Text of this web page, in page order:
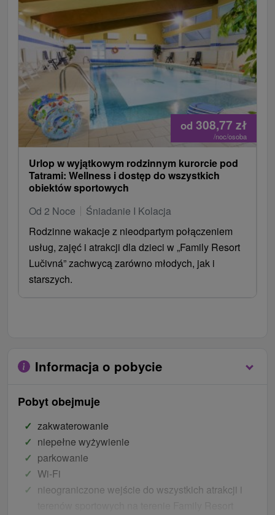
od 308,77 zł
/noc/osoba
Urlop w wyjątkowym rodzinnym kurorcie pod
Tatrami: Wellness i dostęp do wszystkich
obiektów sportowych
Od 2 Noce
Śniadanie I Kolacja
Rodzinne wakacje z nieodpartym połączeniem
usług, zajęć i atrakcji dla dzieci w „Family Resort
Lučivná” zachwycą zarówno młodych, jak i
starszych.
Informacja o pobycie
Pobyt obejmuje
zakwaterowanie
niepełne wyżywienie
parkowanie
Wi-Fi
nieograniczone wejście do wszystkich atrakcji i